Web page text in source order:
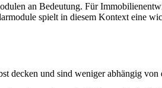
an Bedeutung. Für
spielt in diesem Kontext eine
decken und sind weniger abhängig von